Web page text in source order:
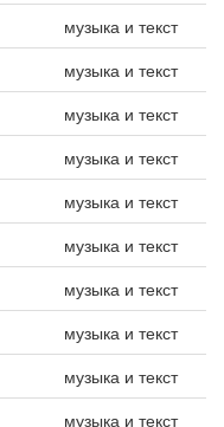
музыка и текст
музыка и текст
музыка и текст
музыка и текст
музыка и текст
музыка и текст
музыка и текст
музыка и текст
музыка и текст
музыка и текст